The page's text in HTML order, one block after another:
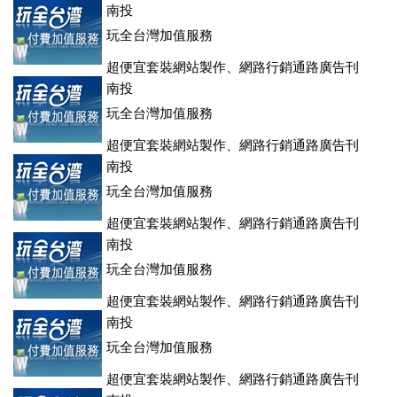
南投
玩全台灣加值服務
超便宜套裝網站製作、網路行銷通路廣告刊
登、訂房系統、客房委託旅行社銷售，全面優惠中....
南投
玩全台灣加值服務
超便宜套裝網站製作、網路行銷通路廣告刊
登、訂房系統、客房委託旅行社銷售，全面優惠中....
南投
玩全台灣加值服務
超便宜套裝網站製作、網路行銷通路廣告刊
登、訂房系統、客房委託旅行社銷售，全面優惠中....
南投
玩全台灣加值服務
超便宜套裝網站製作、網路行銷通路廣告刊
登、訂房系統、客房委託旅行社銷售，全面優惠中....
南投
玩全台灣加值服務
超便宜套裝網站製作、網路行銷通路廣告刊